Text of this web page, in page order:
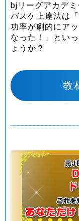
bjリーグアカデ
バスケ上達法は
功率が劇的にア
なった！」とい
ょうか？
教